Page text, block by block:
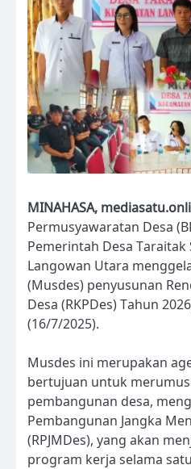
MINAHASA,
Permusyawaratan Desa
Pemerintah Desa Taraitak
Langowan Utara
(Musdes) penyusunan
Desa (RKPDes) Tahun
(16/7/2025).
Musdes ini merupakan
bertujuan untuk
pembangunan desa,
Pembangunan Jangka
(RPJMDes), yang akan
program kerja selama